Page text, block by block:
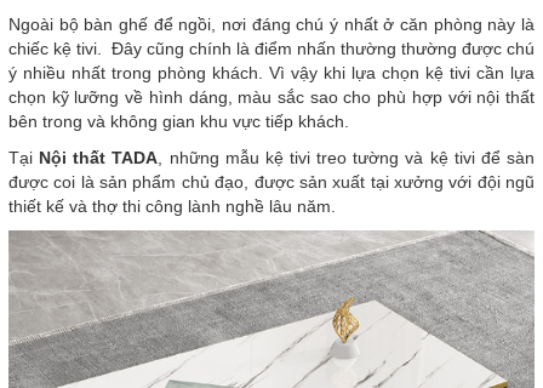
Ngoài bộ bàn ghế để ngồi, nơi đáng chú ý nhất ở căn phòng này là
chiếc kệ tivi. Đây cũng chính là điểm nhấn thường thường được chú
ý nhiều nhất trong phòng khách. Vì vậy khi lựa chọn kệ tivi cần lựa
chọn kỹ lưỡng về hình dáng, màu sắc sao cho phù hợp với nội thất
bên trong và không gian khu vực tiếp khách.
Tại Nội thất TADA , những mẫu kệ tivi treo tường và kệ tivi để sàn
được coi là sản phẩm chủ đạo, được sản xuất tại xưởng với đội ngũ
thiết kế và thợ thi công lành nghề lâu năm.